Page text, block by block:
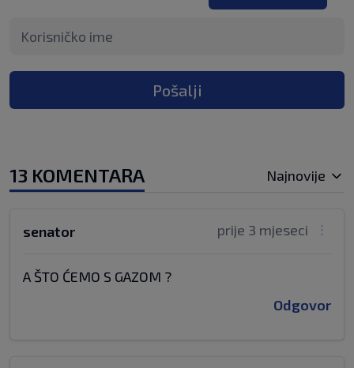
Pošalji
13 KOMENTARA Najnovije
prije 3 mjeseci
senator
A ŠTO ĆEMO S GAZOM ?
Odgovor